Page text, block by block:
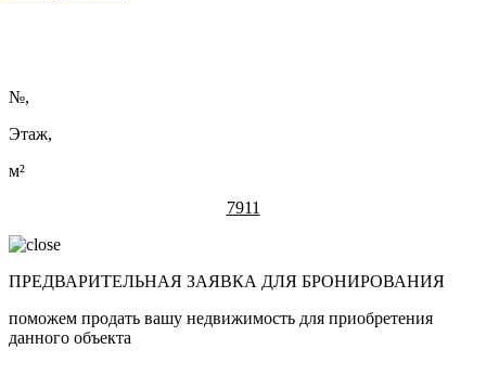
№,
Этаж,
м²
7911
ПРЕДВАРИТЕЛЬНАЯ ЗАЯВКА ДЛЯ БРОНИРОВАНИЯ
поможем продать вашу недвижимость для приобретения
данного объекта